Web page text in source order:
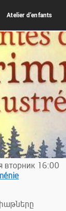
Atelier d’enfants
вторник 16:00